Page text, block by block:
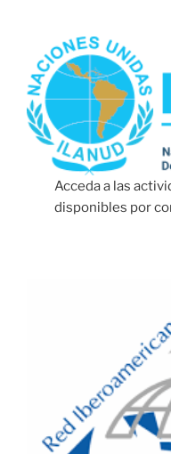
Acceda a las
disponibles por